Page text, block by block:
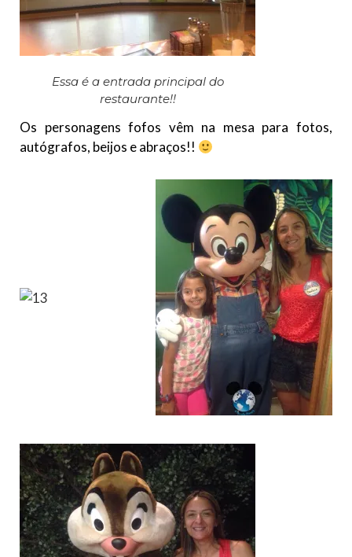
Essa é a entrada principal do
restaurante!!
Os personagens fofos vêm na mesa para fotos,
autógrafos, beijos e abraços!!